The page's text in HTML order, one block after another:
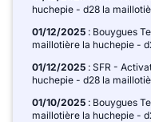
huchepie - d28 la
01/12/2025 : Bouygues
maillotière la huchepie -
01/12/2025 : SFR -
huchepie - d28 la
01/10/2025 : Bouygues
maillotière la huchepie -